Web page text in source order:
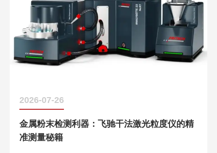
2026-07-26
金属粉末检测利器：飞驰干法激光粒度仪的精
准测量秘籍